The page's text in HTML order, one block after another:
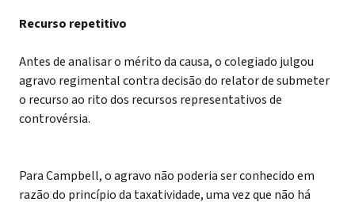
Recurso repetitivo
Antes de analisar o mérito da causa, o colegiado julgou
agravo regimental contra decisão do relator de submeter
o recurso ao rito dos recursos representativos de
controvérsia.
Para Campbell, o agravo não poderia ser conhecido em
razão do princípio da taxatividade, uma vez que não há